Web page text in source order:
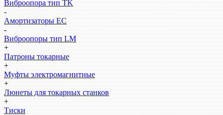
Виброопора тип TK
-
Амортизаторы EC
-
Виброопоры тип LM
+
Патроны токарные
+
Муфты электромагнитные
+
Люнеты для токарных станков
+
Тиски